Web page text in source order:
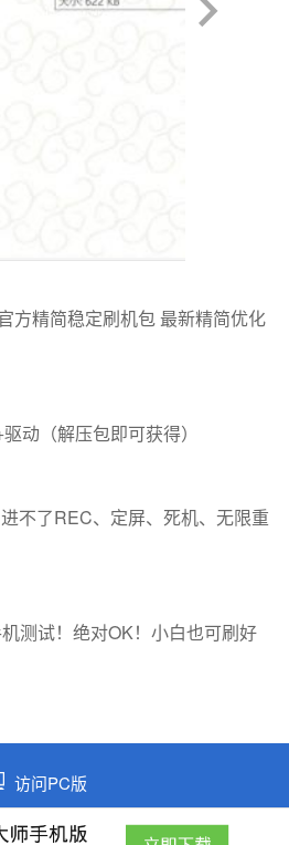
方精简稳定刷机包 最新精简优化
动（解压包即可获得）
不了REC、定屏、死机、无限重
测试！绝对OK！小白也可刷好
访问PC版
备2021014026号